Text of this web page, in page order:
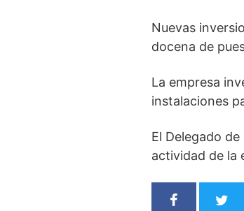
Nuevas
docena de
La empresa
instalaciones
El Delegado
actividad de la